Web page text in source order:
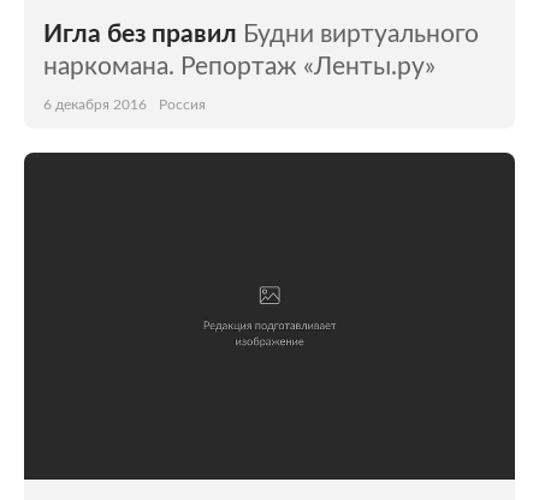
Игла без правил Будни виртуального
наркомана. Репортаж «Ленты.ру»
6 декабря 2016 Россия